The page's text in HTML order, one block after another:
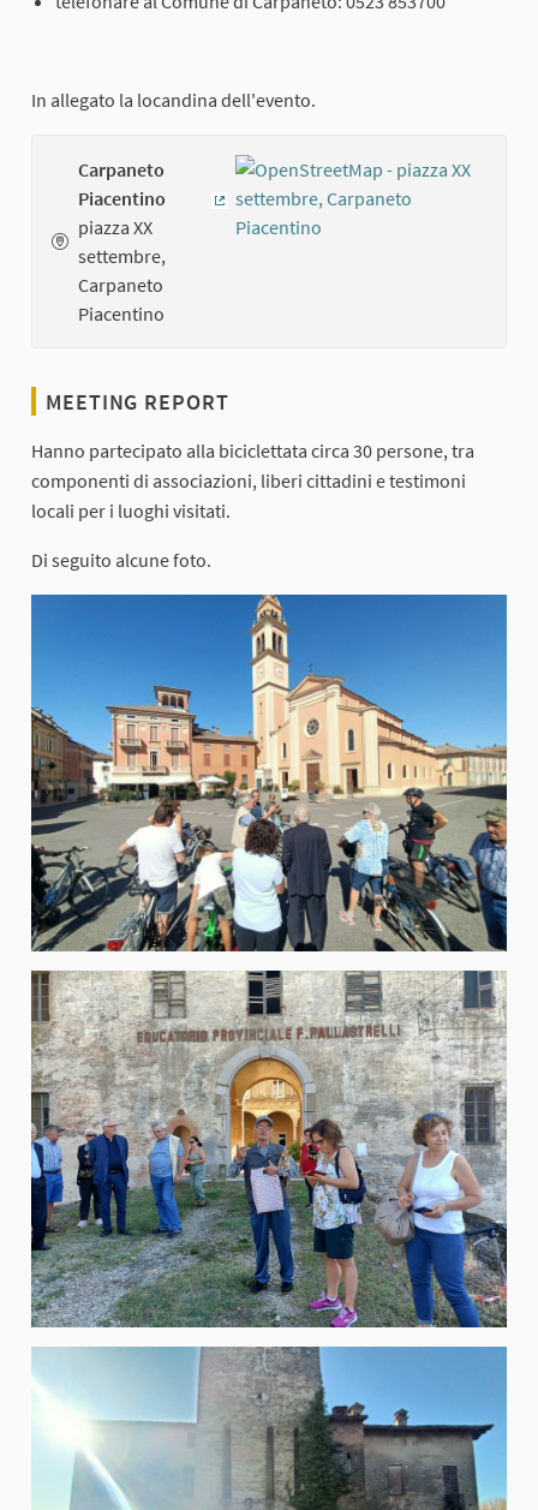
In allegato la locandina dell'evento.
Carpaneto
Piacentino
piazza XX
settembre,
Carpaneto
Piacentino
(External link)
MEETING REPORT
Hanno partecipato alla biciclettata circa 30 persone, tra
componenti di associazioni, liberi cittadini e testimoni
locali per i luoghi visitati.
Di seguito alcune foto.